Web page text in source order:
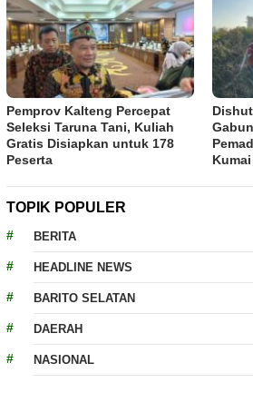
Pemprov Kalteng Percepat
Seleksi Taruna Tani, Kuliah
Gratis Disiapkan untuk 178
Peserta
Kumai
TOPIK POPULER
BERITA
HEADLINE NEWS
BARITO SELATAN
DAERAH
NASIONAL